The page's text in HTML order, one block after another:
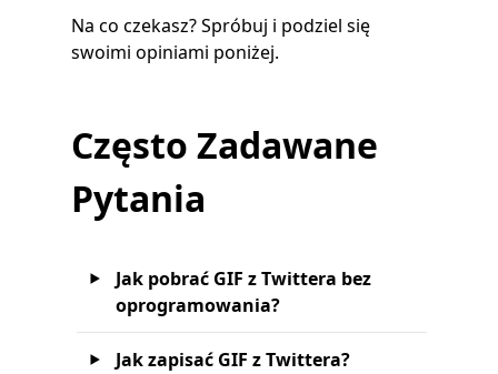
Na co czekasz? Spróbuj i podziel się
swoimi opiniami poniżej.
Często Zadawane
Pytania
Jak pobrać GIF z Twittera bez
oprogramowania?
Jak zapisać GIF z Twittera?